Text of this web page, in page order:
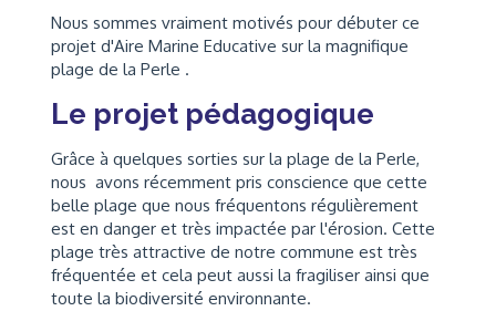
Nous sommes vraiment motivés pour débuter ce
projet d'Aire Marine Educative sur la magnifique
plage de la Perle .
Le projet pédagogique
Grâce à quelques sorties sur la plage de la Perle,
nous avons récemment pris conscience que cette
belle plage que nous fréquentons régulièrement
est en danger et très impactée par l'érosion. Cette
plage très attractive de notre commune est très
fréquentée et cela peut aussi la fragiliser ainsi que
toute la biodiversité environnante.